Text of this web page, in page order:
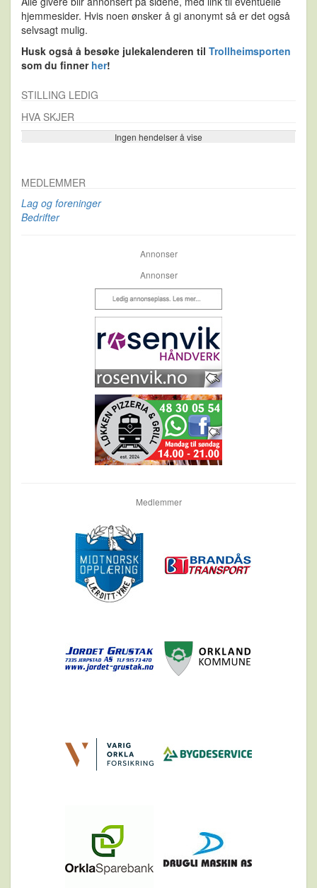
hjemmesider. Hvis noen ønsker å gi anonymt så er det også
selvsagt mulig.
Husk også å besøke julekalenderen til Trollheimsporten
som du finner her!
STILLING LEDIG
HVA SKJER
Ingen hendelser å vise
Se flere…
MEDLEMMER
Lag og foreninger
Bedrifter
Annonser
Annonser
Medlemmer